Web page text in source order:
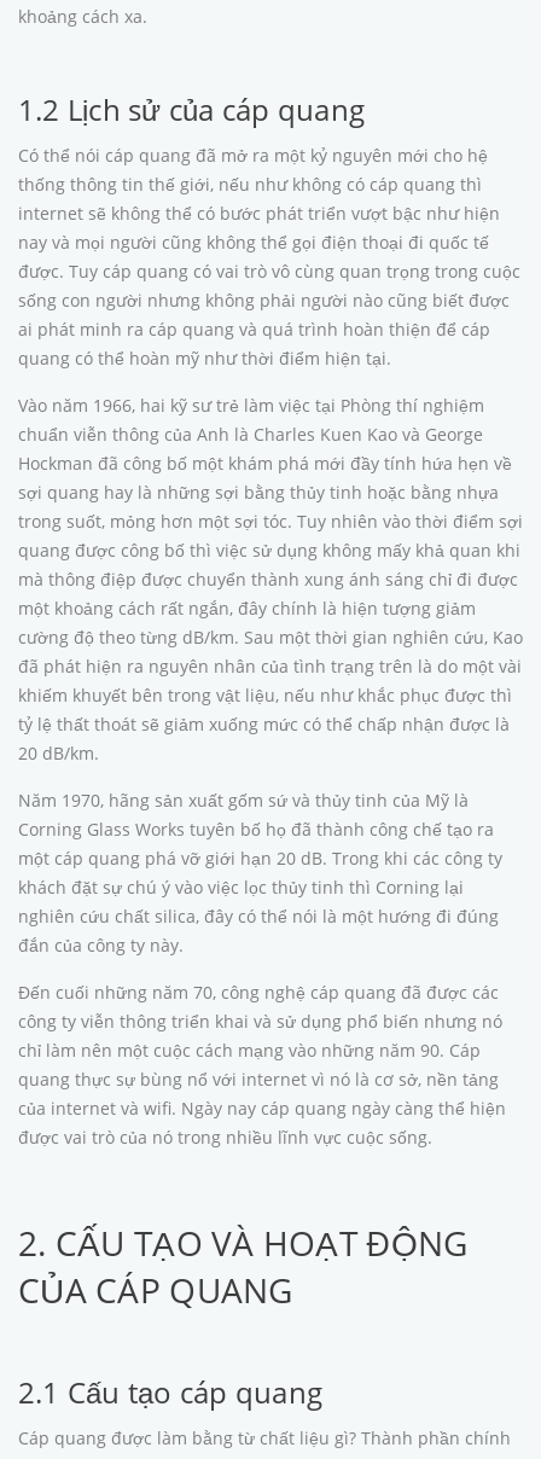
khoảng cách xa.
1.2 Lịch sử của cáp quang
Có thể nói cáp quang đã mở ra một kỷ nguyên mới cho hệ
thống thông tin thế giới, nếu như không có cáp quang thì
internet sẽ không thể có bước phát triển vượt bậc như hiện
nay và mọi người cũng không thể gọi điện thoại đi quốc tế
được. Tuy cáp quang có vai trò vô cùng quan trọng trong cuộc
sống con người nhưng không phải người nào cũng biết được
ai phát minh ra cáp quang và quá trình hoàn thiện để cáp
quang có thể hoàn mỹ như thời điểm hiện tại.
Vào năm 1966, hai kỹ sư trẻ làm việc tại Phòng thí nghiệm
chuẩn viễn thông của Anh là Charles Kuen Kao và George
Hockman đã công bố một khám phá mới đầy tính hứa hẹn về
sợi quang hay là những sợi bằng thủy tinh hoặc bằng nhựa
trong suốt, mỏng hơn một sợi tóc. Tuy nhiên vào thời điểm sợi
quang được công bố thì việc sử dụng không mấy khả quan khi
mà thông điệp được chuyển thành xung ánh sáng chỉ đi được
một khoảng cách rất ngắn, đây chính là hiện tượng giảm
cường độ theo từng dB/km. Sau một thời gian nghiên cứu, Kao
đã phát hiện ra nguyên nhân của tình trạng trên là do một vài
khiếm khuyết bên trong vật liệu, nếu như khắc phục được thì
tỷ lệ thất thoát sẽ giảm xuống mức có thể chấp nhận được là
20 dB/km.
Năm 1970, hãng sản xuất gốm sứ và thủy tinh của Mỹ là
Corning Glass Works tuyên bố họ đã thành công chế tạo ra
một cáp quang phá vỡ giới hạn 20 dB. Trong khi các công ty
khách đặt sự chú ý vào việc lọc thủy tinh thì Corning lại
nghiên cứu chất silica, đây có thể nói là một hướng đi đúng
đắn của công ty này.
Đến cuối những năm 70, công nghệ cáp quang đã được các
công ty viễn thông triển khai và sử dụng phổ biến nhưng nó
chỉ làm nên một cuộc cách mạng vào những năm 90. Cáp
quang thực sự bùng nổ với internet vì nó là cơ sở, nền tảng
của internet và wifi. Ngày nay cáp quang ngày càng thể hiện
được vai trò của nó trong nhiều lĩnh vực cuộc sống.
2. CẤU TẠO VÀ HOẠT ĐỘNG
CỦA CÁP QUANG
2.1 Cấu tạo cáp quang
Cáp quang được làm bằng từ chất liệu gì? Thành phần chính